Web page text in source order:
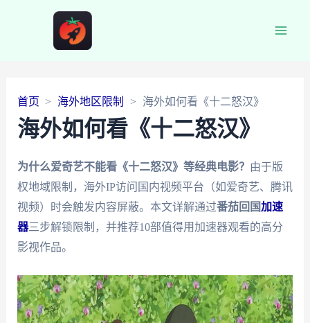
首页 海外地区限制 海外如何看《十二怒汉》
海外如何看《十二怒汉》
为什么爱奇艺不能看《十二怒汉》等经典电影？ 由于版
权地域限制，海外IP访问国内视频平台（如爱奇艺、腾讯
视频）时会触发内容屏蔽。本文详解通过番茄回国加速
器三步解锁限制，并推荐10部值得用加速器观看的高分
影视作品。